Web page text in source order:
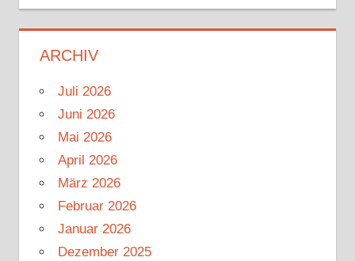
ARCHIV
Juli 2026
Juni 2026
Mai 2026
April 2026
März 2026
Februar 2026
Januar 2026
Dezember 2025